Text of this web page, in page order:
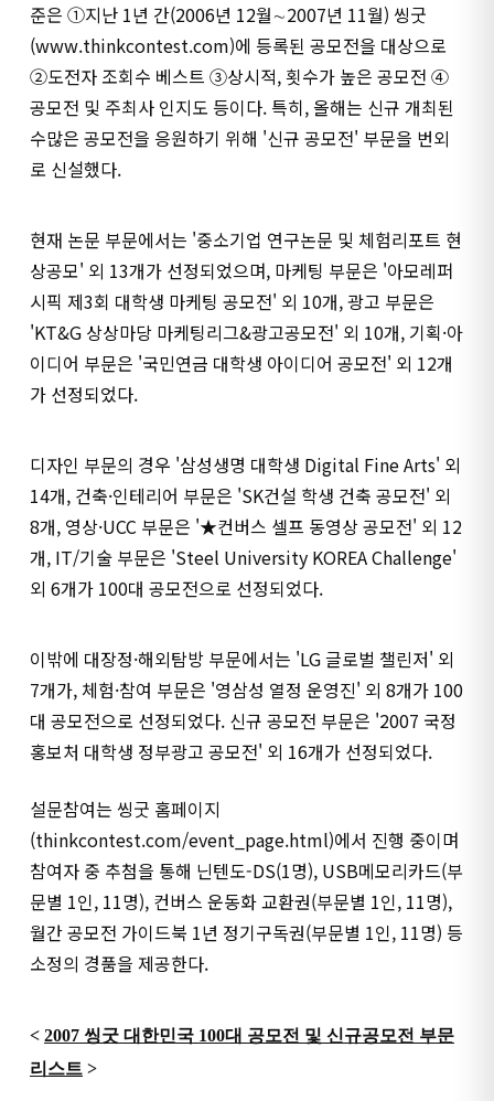
준은 ①지난 1년 간(2006년 12월∼2007년 11월) 씽굿
(www.thinkcontest.com)에 등록된 공모전을 대상으로
②도전자 조회수 베스트 ③상시적, 횟수가 높은 공모전 ④
공모전 및 주최사 인지도 등이다. 특히, 올해는 신규 개최된
수많은 공모전을 응원하기 위해 '신규 공모전' 부문을 번외
로 신설했다.
현재 논문 부문에서는 '중소기업 연구논문 및 체험리포트 현
상공모' 외 13개가 선정되었으며, 마케팅 부문은 '아모레퍼
시픽 제3회 대학생 마케팅 공모전' 외 10개, 광고 부문은
'KT&G 상상마당 마케팅리그&광고공모전' 외 10개, 기획·아
이디어 부문은 '국민연금 대학생 아이디어 공모전' 외 12개
가 선정되었다.
디자인 부문의 경우 '삼성생명 대학생 Digital Fine Arts' 외
14개, 건축·인테리어 부문은 'SK건설 학생 건축 공모전' 외
8개, 영상·UCC 부문은 '★컨버스 셀프 동영상 공모전' 외 12
개, IT/기술 부문은 'Steel University KOREA Challenge'
외 6개가 100대 공모전으로 선정되었다.
이밖에 대장정·해외탐방 부문에서는 'LG 글로벌 챌린저' 외
7개가, 체험·참여 부문은 '영삼성 열정 운영진' 외 8개가 100
대 공모전으로 선정되었다. 신규 공모전 부문은 '2007 국정
홍보처 대학생 정부광고 공모전' 외 16개가 선정되었다.
설문참여는 씽굿 홈페이지
(thinkcontest.com/event_page.html)에서 진행 중이며
참여자 중 추첨을 통해 닌텐도-DS(1명), USB메모리카드(부
문별 1인, 11명), 컨버스 운동화 교환권(부문별 1인, 11명),
월간 공모전 가이드북 1년 정기구독권(부문별 1인, 11명) 등
소정의 경품을 제공한다.
< 2007 씽굿 대한민국 100대 공모전 및 신규공모전 부문
리스트 >